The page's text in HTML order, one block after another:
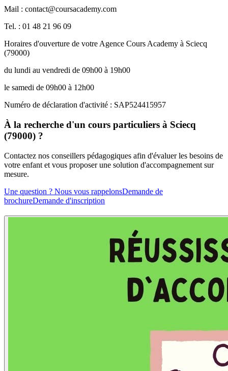
Mail : contact@coursacademy.com
Tel. : 01 48 21 96 09
Horaires d'ouverture de votre Agence Cours Academy à Sciecq
(79000)
du lundi au vendredi de 09h00 à 19h00
le samedi de 09h00 à 12h00
Numéro de déclaration d'activité : SAP524415957
À la recherche d'un cours particuliers à Sciecq
(79000) ?
Contactez nos conseillers pédagogiques afin d'évaluer les besoins de
votre enfant et vous proposer une solution d'accompagnement sur
mesure.
Une question ? Nous vous rappelonsDemande de
brochureDemande d'inscription